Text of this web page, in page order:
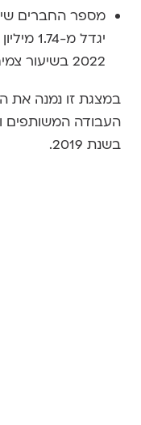
מספר החברים
2022 בשיעור צמיחה שנתי ממוצע של 24.2%.
במצגת זו נמנה את
העבודה המשותפים
בשנת 2019.